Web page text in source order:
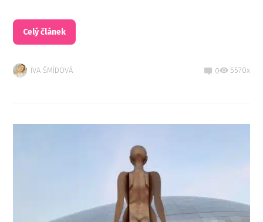
Celý článek
IVA ŠMÍDOVÁ 0 5570x